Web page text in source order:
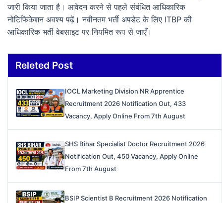
जारी किया जाता है। आवेदन करने से पहले संबंधित आधिकारिक
नोटिफिकेशन अवश्य पढ़ें। नवीनतम भर्ती अपडेट के लिए ITBP की
आधिकारिक भर्ती वेबसाइट पर नियमित रूप से जाएँ।
Releted Post
IOCL Marketing Division NR Apprentice
Recruitment 2026 Notification Out, 433
Vacancy, Apply Online From 7th August
SHS Bihar Specialist Doctor Recruitment 2026
Notification Out, 450 Vacancy, Apply Online
From 7th August
BSIP Scientist B Recruitment 2026 Notification